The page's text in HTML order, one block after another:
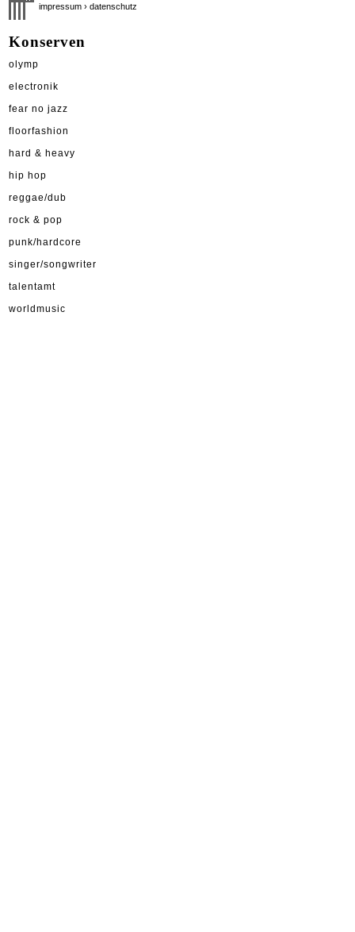
impressum › datenschutz
Konserven
olymp
electronik
fear no jazz
floorfashion
hard & heavy
hip hop
reggae/dub
rock & pop
punk/hardcore
singer/songwriter
talentamt
worldmusic